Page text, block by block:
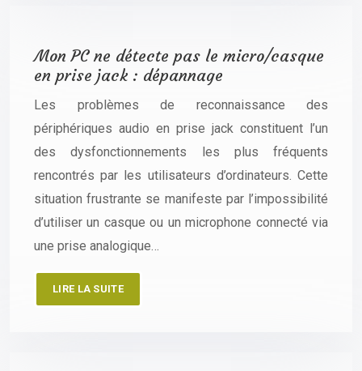
Mon PC ne détecte pas le micro/casque
en prise jack : dépannage
Les problèmes de reconnaissance des
périphériques audio en prise jack constituent l’un
des dysfonctionnements les plus fréquents
rencontrés par les utilisateurs d’ordinateurs. Cette
situation frustrante se manifeste par l’impossibilité
d’utiliser un casque ou un microphone connecté via
une prise analogique…
LIRE LA SUITE